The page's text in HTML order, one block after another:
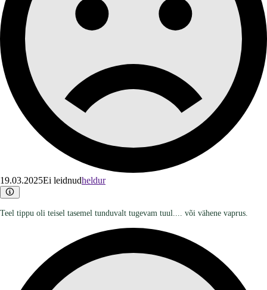
19.03.2025Ei leidnudheldur
Teel tippu oli teisel tasemel tunduvalt tugevam tuul.... või vähene vaprus.